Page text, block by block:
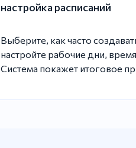
настройка расписаний
Выберите, как часто
настройте рабочие дни,
Система покажет итоговое